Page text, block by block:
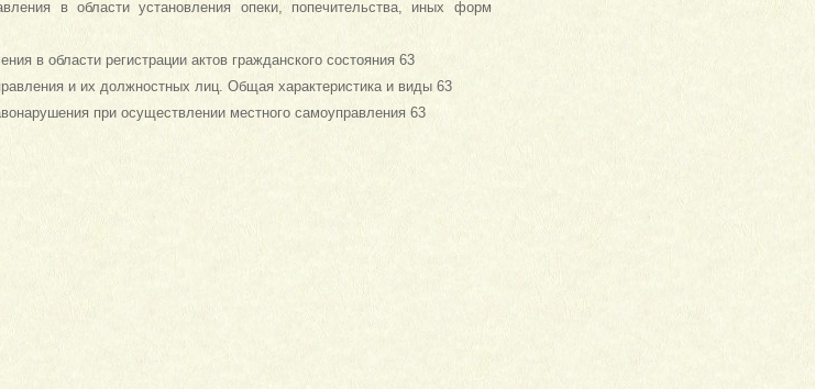
в области установления опеки, попечительства, иных форм
в области регистрации актов гражданского состояния 63
и их должностных лиц. Общая характеристика и виды 63
при осуществлении местного самоуправления 63